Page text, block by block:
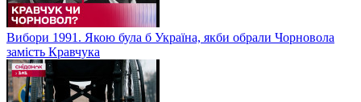
Вибори 1991. Якою була б Україна, якби обрали Чорновола
замість Кравчука